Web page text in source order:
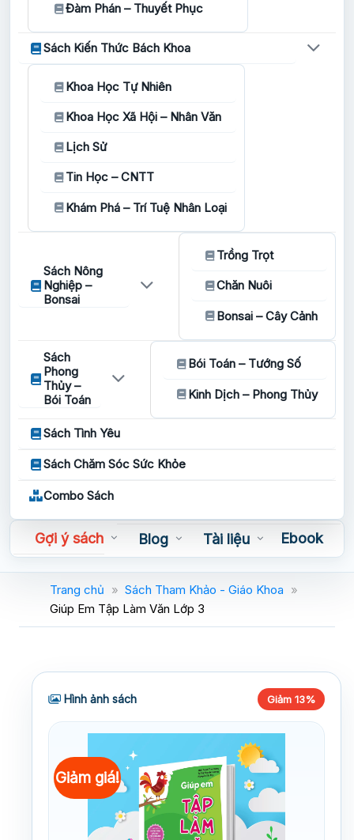
Đàm Phán – Thuyết Phục
Sách Kiến Thức Bách Khoa
Khoa Học Tự Nhiên
Khoa Học Xã Hội – Nhân Văn
Lịch Sử
Tin Học – CNTT
Khám Phá – Trí Tuệ Nhân Loại
Sách Nông
Nghiệp –
Bonsai
Trồng Trọt
Chăn Nuôi
Bonsai – Cây Cảnh
Sách
Phong
Thủy –
Bói Toán
Bói Toán – Tướng Số
Kinh Dịch – Phong Thủy
Sách Tình Yêu
Sách Chăm Sóc Sức Khỏe
Combo Sách
Gợi ý sách Blog Tài liệu
Ebook
Sách nói
Trang chủ » Sách Tham Khảo - Giáo Khoa »
Giúp Em Tập Làm Văn Lớp 3
Hình ảnh sách Giảm 13%
Giảm giá!